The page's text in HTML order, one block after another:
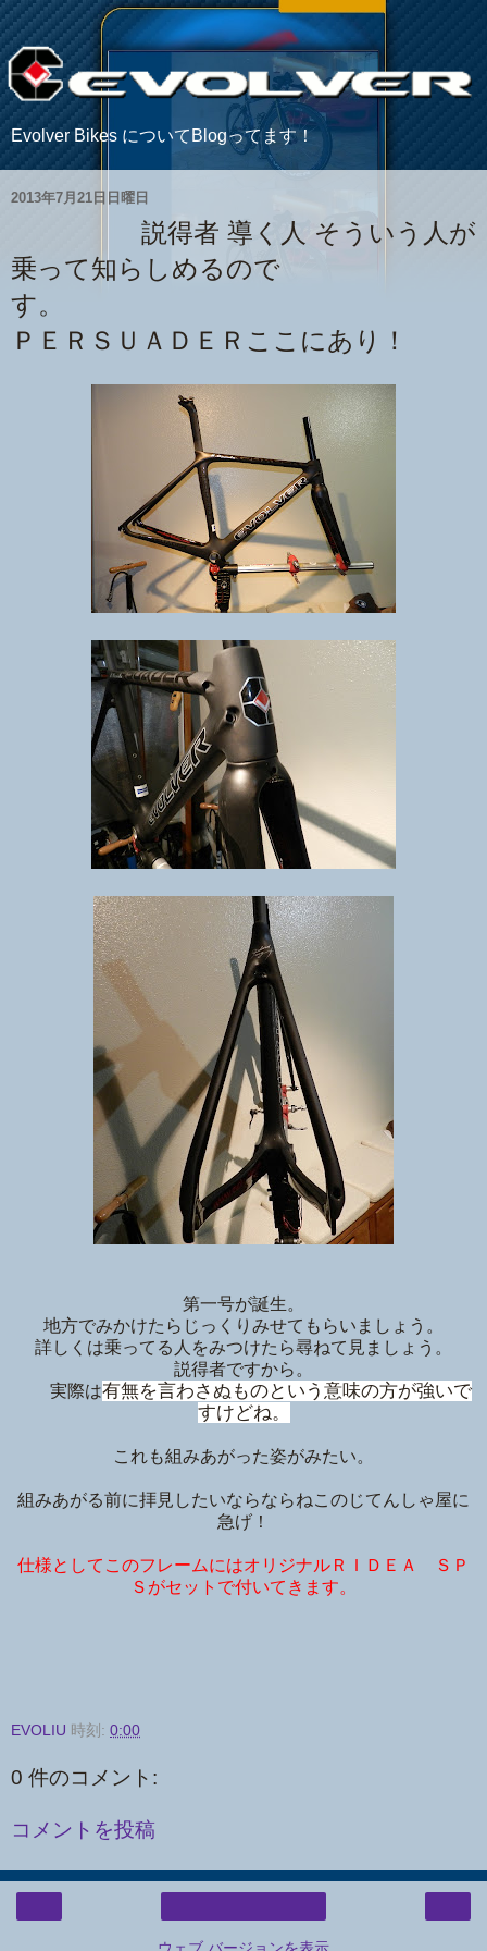
Evolver Bikes についてBlogってます！
2013年7月21日日曜日
説得者 導く人 そういう人が
乗って知らしめるので
す。
ＰＥＲＳＵＡＤＥＲここにあり！
第一号が誕生。
地方でみかけたらじっくりみせてもらいましょう。
詳しくは乗ってる人をみつけたら尋ねて見ましょう。
説得者ですから。
実際は有無を言わさぬものという意味の方が強いで
すけどね。
これも組みあがった姿がみたい。
組みあがる前に拝見したいならならねこのじてんしゃ屋に
急げ！
仕様としてこのフレームにはオリジナルＲＩＤＥＡ ＳＰ
Ｓがセットで付いてきます。
EVOLIU 時刻: 0:00
0 件のコメント:
コメントを投稿